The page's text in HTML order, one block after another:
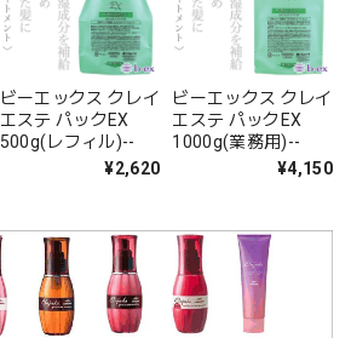
ビーエックス クレイ
エステ パックEX
500g(レフィル)--
¥2,620
ビーエックス クレイ
エステ パックEX
1000g(業務用)--
¥4,150